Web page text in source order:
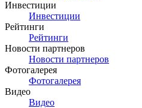
Инвестиции
Инвестиции
Рейтинги
Рейтинги
Новости партнеров
Новости партнеров
Фотогалерея
Фотогалерея
Видео
Видео